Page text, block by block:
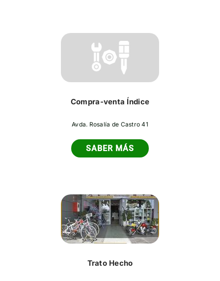
Compra-venta Índice
Avda. Rosalía de Castro 41
SABER MÁS
Trato Hecho